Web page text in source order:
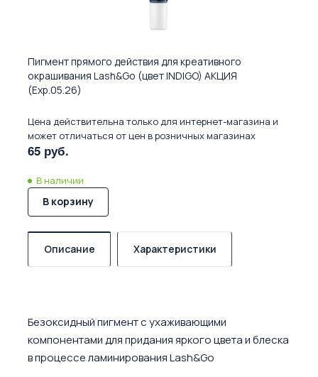
Пигмент прямого действия для креативного
окрашивания Lash&Go (цвет INDIGO) АКЦИЯ
(Exp.05.26)
Цена действительна только для интернет-магазина и
может отличаться от цен в розничных магазинах
65 руб.
В наличии
В корзину
Описание Характеристики
Безоксидный пигмент с ухаживающими
компонентами для придания яркого цвета и блеска
в процессе ламинирования Lash&Go